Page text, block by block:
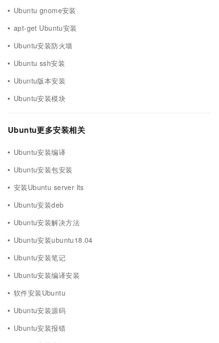
Ubuntu gnome安装
apt-get Ubuntu安装
Ubuntu安装防火墙
Ubuntu ssh安装
Ubuntu版本安装
Ubuntu安装模块
Ubuntu更多安装相关
Ubuntu安装编译
Ubuntu安装包安装
安装Ubuntu server lts
Ubuntu安装deb
Ubuntu安装解决方法
Ubuntu安装ubuntu18.04
Ubuntu安装笔记
Ubuntu安装编译安装
软件安装Ubuntu
Ubuntu安装源码
Ubuntu安装报错